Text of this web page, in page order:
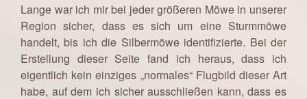
Lange war ich mir bei jeder größeren Möwe in unserer
Region sicher, dass es sich um eine Sturmmöwe
handelt, bis ich die Silbermöwe identifizierte. Bei der
Erstellung dieser Seite fand ich heraus, dass ich
eigentlich kein einziges „normales“ Flugbild dieser Art
habe, auf dem ich sicher ausschließen kann, dass es